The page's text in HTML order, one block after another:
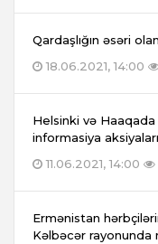
Qardaşlığın əsəri
18.06.2021, 14:00
Helsinki və
informasiya aksiyaları
11.06.2021, 14:00
Ermənistan
Kəlbəcər rayonunda